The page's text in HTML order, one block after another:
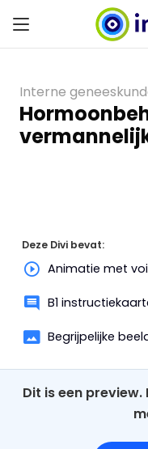
Interne
Deze Divi bevat:
Animatie met
B1
Begrijpelijke
Dit is een